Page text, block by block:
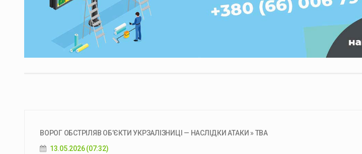
ВОРОГ ОБСТРІЛЯВ ОБʼЄКТИ УКРЗАЛІЗНИЦІ — НАСЛІДКИ АТАКИ » ТВА
13.05.2026 (07:32)